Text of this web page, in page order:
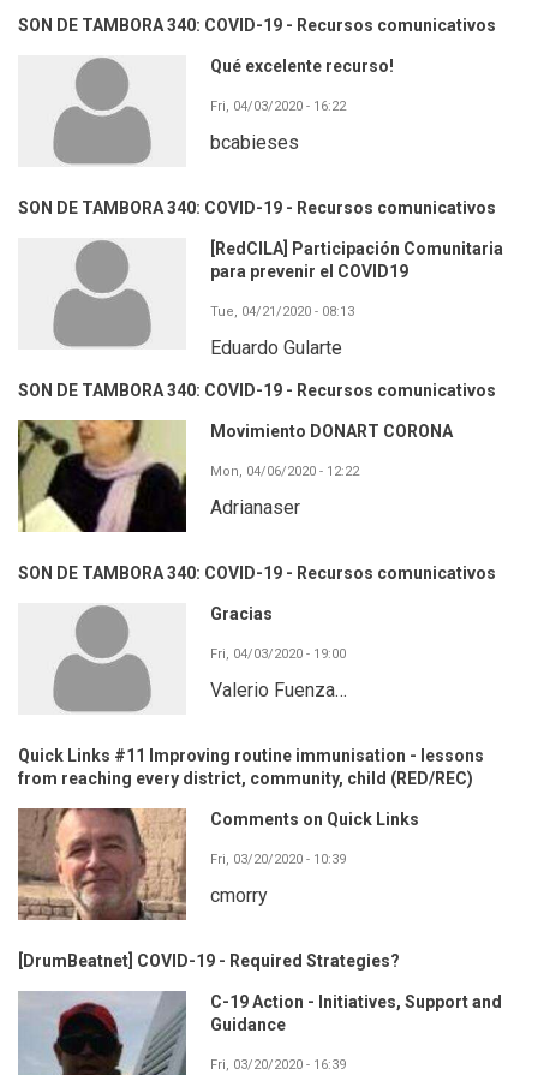
SON DE TAMBORA 340: COVID-19 - Recursos comunicativos
Qué excelente recurso!
Fri, 04/03/2020 - 16:22
bcabieses
SON DE TAMBORA 340: COVID-19 - Recursos comunicativos
[RedCILA] Participación Comunitaria
para prevenir el COVID19
Tue, 04/21/2020 - 08:13
Eduardo Gularte
SON DE TAMBORA 340: COVID-19 - Recursos comunicativos
Movimiento DONART CORONA
Mon, 04/06/2020 - 12:22
Adrianaser
SON DE TAMBORA 340: COVID-19 - Recursos comunicativos
Gracias
Fri, 04/03/2020 - 19:00
Valerio Fuenza…
Quick Links #11 Improving routine immunisation - lessons
from reaching every district, community, child (RED/REC)
Comments on Quick Links
Fri, 03/20/2020 - 10:39
cmorry
[DrumBeatnet] COVID-19 - Required Strategies?
C-19 Action - Initiatives, Support and
Guidance
Fri, 03/20/2020 - 16:39